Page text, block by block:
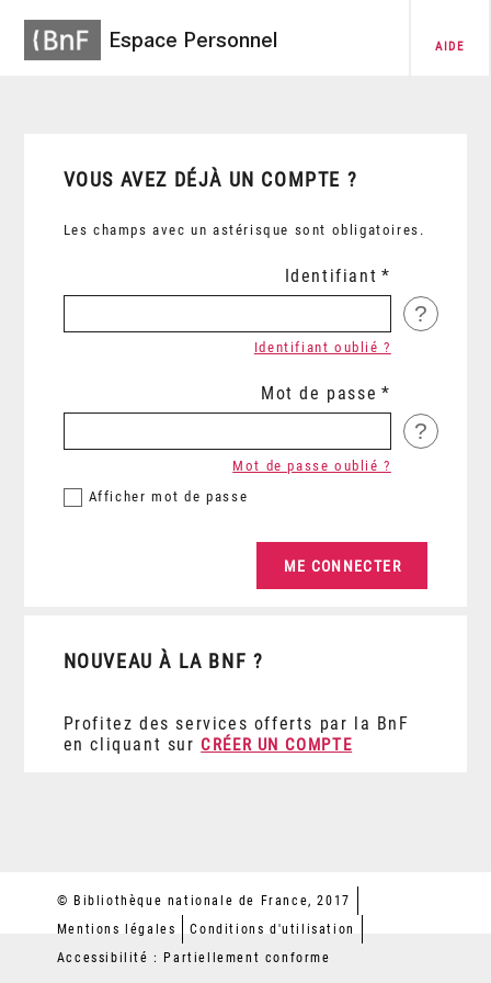
Espace Personnel AIDE
VOUS AVEZ DÉJÀ UN COMPTE ?
Les champs avec un astérisque sont obligatoires.
Identifiant
?
Identifiant oublié ?
Mot de passe
?
Afficher mot de passe
Mot de passe oublié ?
NOUVEAU À LA BNF ?
Profitez des services offerts par la BnF
en cliquant sur CRÉER UN COMPTE
© Bibliothèque nationale de France, 2017
Mentions légales
Conditions d'utilisation
Accessibilité : Partiellement conforme